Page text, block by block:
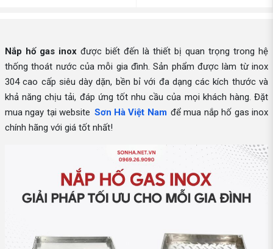
Nắp hố gas inox được biết đến là thiết bị quan trọng trong hệ
thống thoát nước của mỗi gia đình. Sản phẩm được làm từ inox
304 cao cấp siêu dày dặn, bền bỉ với đa dạng các kích thước và
khả năng chịu tải, đáp ứng tốt nhu cầu của mọi khách hàng. Đặt
mua ngay tại website Sơn Hà Việt Nam để mua nắp hố gas inox
chính hãng với giá tốt nhất!